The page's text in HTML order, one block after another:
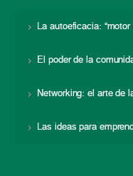
La autoeficacia:
El poder de la
Networking: el arte de
Las ideas para